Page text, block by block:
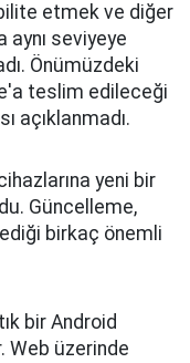
etmek ve diğer
aynı seviyeye
Önümüzdeki
teslim edileceği
açıklanmadı.
yeni bir
Güncelleme,
birkaç önemli
bir Android
Web üzerinde